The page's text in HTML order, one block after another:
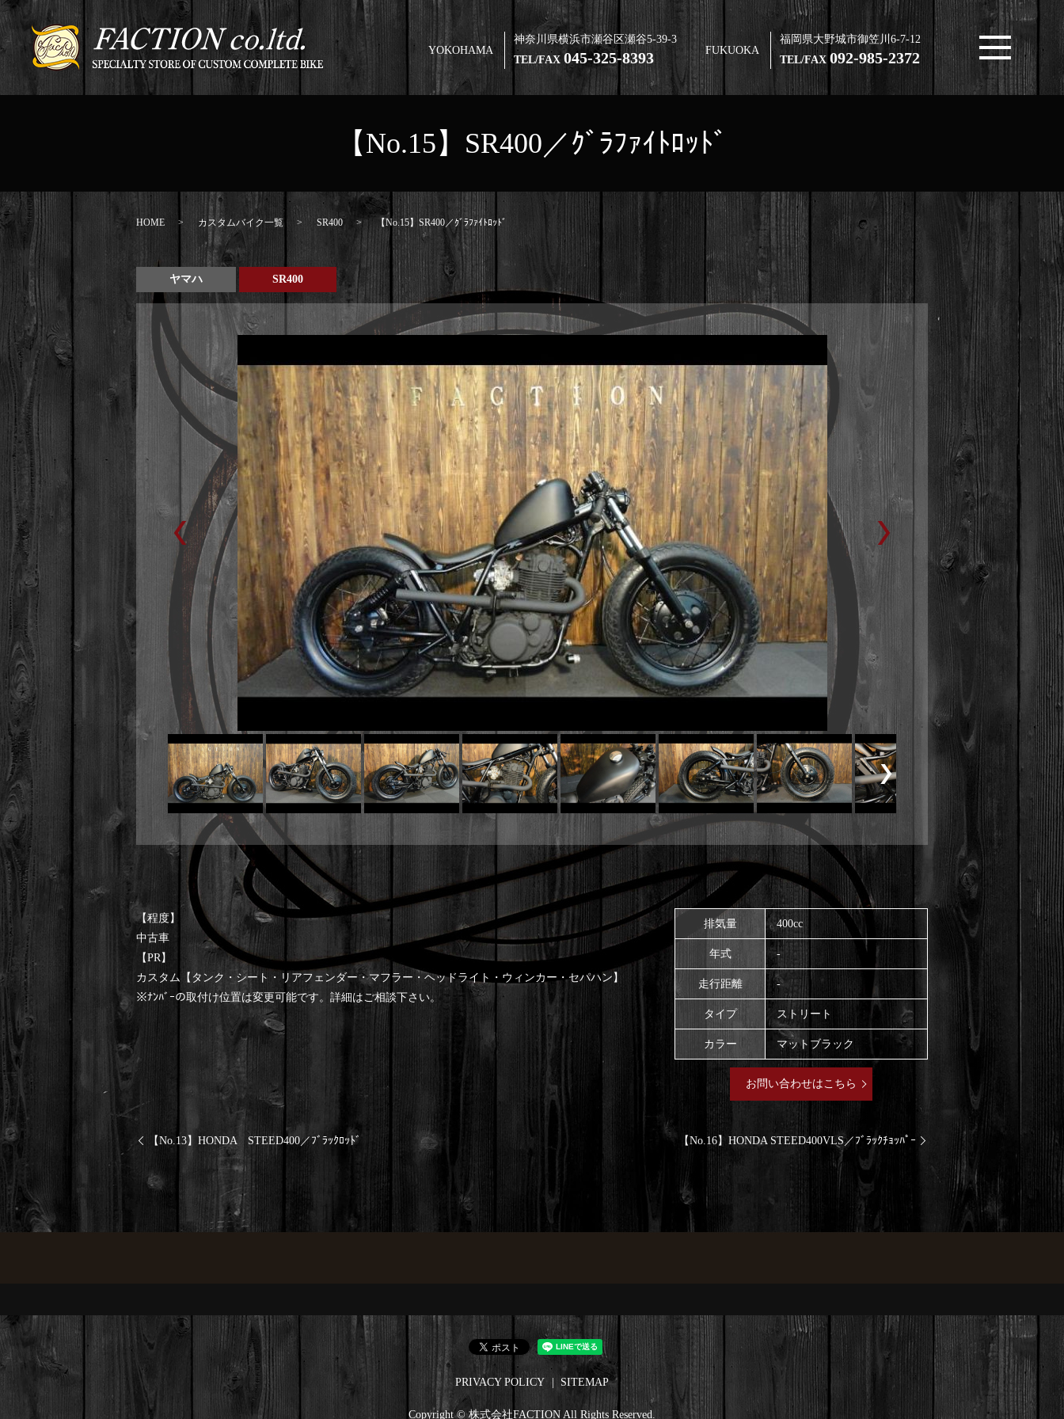
YOKOHAMA
神奈川県横浜市瀬谷区瀬谷5-39-3
TEL/FAX045-325-8393 FUKUOKA
福岡県大野城市御笠川6-7-12
TEL/FAX 092-985-2372
【No.15】SR400／ｸﾞﾗﾌｧｲﾄﾛｯﾄﾞ
HOME カスタムバイク一覧 SR400 【No.15】SR400／ｸﾞﾗﾌｧｲﾄﾛｯﾄﾞ
ヤマハ SR400
【程度】
中古車
【PR】
カスタム【タンク・シート・リアフェンダー・マフラー・ヘッドライト・ウィンカー・セパハン】
※ﾅﾝﾊﾞｰの取付け位置は変更可能です。詳細はご相談下さい。
排気量 400cc
年式 -
走行距離 -
タイプ ストリート
カラー マットブラック
お問い合わせはこちら
【No.13】HONDA STEED400／ﾌﾞﾗｯｸﾛｯﾄﾞ 【No.16】HONDA STEED400VLS／ﾌﾞﾗｯｸﾁｮｯﾊﾟｰ
PRIVACY POLICY SITEMAP
Copyright © 株式会社FACTION All Rights Reserved.